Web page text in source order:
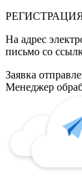
На адрес
письмо со
Заявка
Менеджер